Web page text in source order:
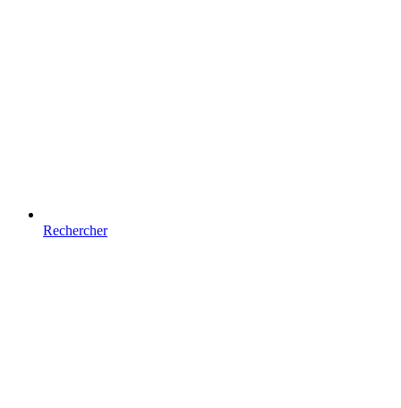
Rechercher